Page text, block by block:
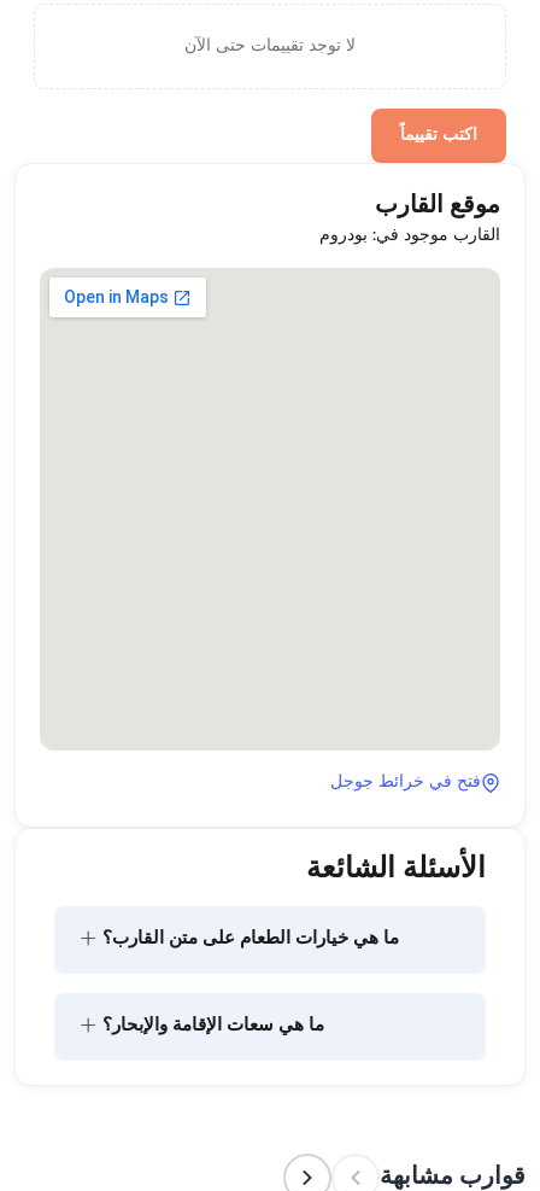
لا توجد تقييمات حتى الآن
اكتب تقييماً
موقع القارب
القارب موجود في: بودروم
فتح في خرائط جوجل
الأسئلة الشائعة
ما هي خيارات الطعام على متن القارب؟ +
ما هي سعات الإقامة والإبحار؟ +
قوارب مشابهة